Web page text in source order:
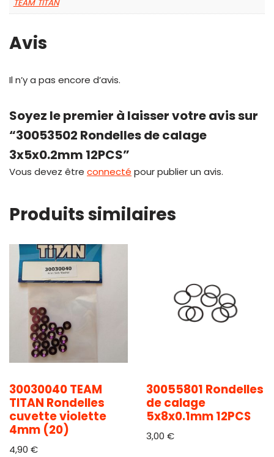
TEAM TITAN
Avis
Il n’y a pas encore d’avis.
Soyez le premier à laisser votre avis sur
“30053502 Rondelles de calage
3x5x0.2mm 12PCS”
Vous devez être connecté pour publier un avis.
Produits similaires
30030040 TEAM
TITAN Rondelles
cuvette violette
4mm (20)
4,90 €
30055801 Rondelles
de calage
5x8x0.1mm 12PCS
3,00 €